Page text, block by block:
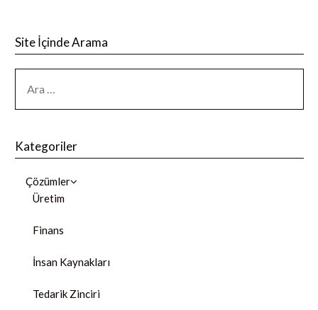
Site İçinde Arama
Kategoriler
Çözümler
Üretim
Finans
İnsan Kaynakları
Tedarik Zinciri